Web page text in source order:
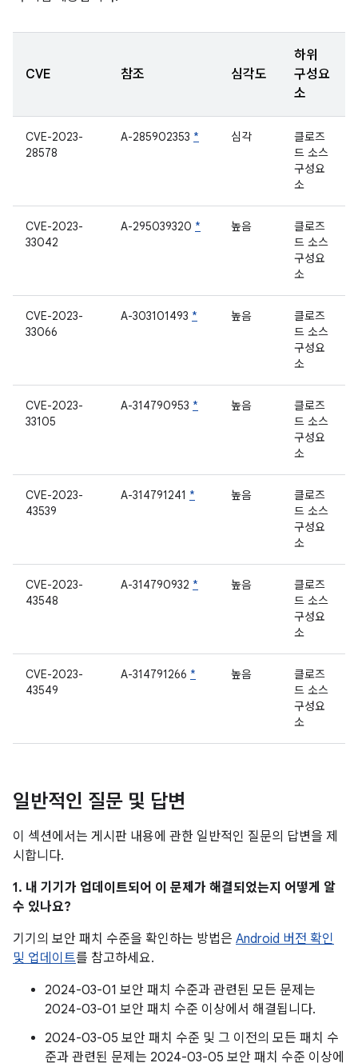
CVE 참조 심각도
하위
구성요
소
CVE-2023-
28578
A-285902353 * 심각
클로즈
드 소스
구성요
소
CVE-2023-
33042
A-295039320 * 높음
클로즈
드 소스
구성요
소
CVE-2023-
33066
A-303101493 * 높음
클로즈
드 소스
구성요
소
CVE-2023-
33105
A-314790953 * 높음
클로즈
드 소스
구성요
소
CVE-2023-
43539
A-314791241 * 높음
클로즈
드 소스
구성요
소
CVE-2023-
43548
A-314790932 * 높음
클로즈
드 소스
구성요
소
CVE-2023-
43549
A-314791266 * 높음
클로즈
드 소스
구성요
소
일반적인 질문 및 답변
이 섹션에서는 게시판 내용에 관한 일반적인 질문의 답변을 제
시합니다.
1. 내 기기가 업데이트되어 이 문제가 해결되었는지 어떻게 알
수 있나요?
기기의 보안 패치 수준을 확인하는 방법은 Android 버전 확인
및 업데이트를 참고하세요.
2024-03-01 보안 패치 수준과 관련된 모든 문제는
2024-03-01 보안 패치 수준 이상에서 해결됩니다.
2024-03-05 보안 패치 수준 및 그 이전의 모든 패치 수
준과 관련된 문제는 2024-03-05 보안 패치 수준 이상에